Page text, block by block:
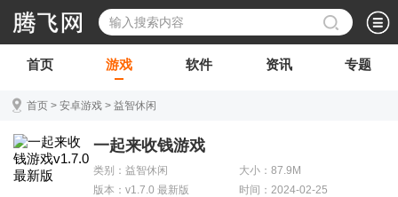
首页 游戏 软件 资讯 专题
首页 > 安卓游戏 > 益智休闲
一起来收钱游戏
类别：益智休闲
大小：87.9M
版本：v1.7.0 最新版
时间：2024-02-25